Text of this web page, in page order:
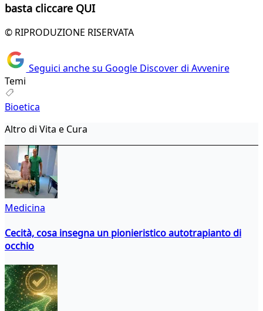
basta cliccare QUI
© RIPRODUZIONE RISERVATA
Seguici anche su Google Discover di Avvenire
Temi
Bioetica
Altro di Vita e Cura
Medicina
Cecità, cosa insegna un pionieristico autotrapianto di
occhio